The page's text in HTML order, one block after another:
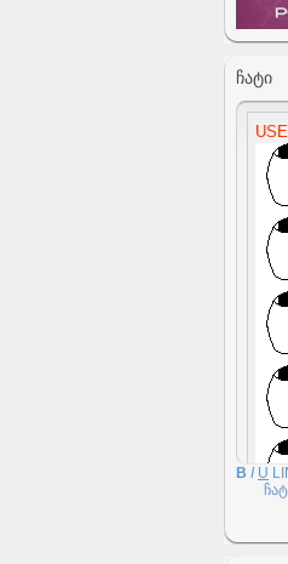
ᲩᲐᲢᲘ
B I U